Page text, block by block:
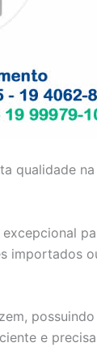
qualidade na
importados
e